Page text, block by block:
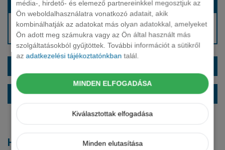
média-, hirdető- és elemező partnereinkkel megosztjuk az
Ön weboldalhasználatra vonatkozó adatait, akik
kombinálhatják az adatokat más olyan adatokkal, amelyeket
Ön adott meg számukra vagy az Ön által használt más
szolgáltatásokból gyűjtöttek. További információt a sütikről
azadatkezelési tájékoztatónkban talál.
MINDEN ELFOGADÁSA
Kiválasztottak elfogadása
Minden elutasítása
Induló bérleti díj: Hívjon bennünket!
Hívjon: +36 1 888 0088
Kérjen visszahívást!
ALAPFELSZERELTSÉG
Hasonló modellek